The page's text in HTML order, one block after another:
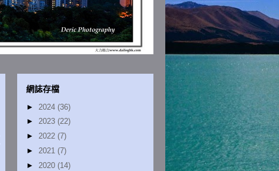
網誌存檔
► 2024 (36)
► 2023 (22)
► 2022 (7)
► 2021 (7)
► 2020 (14)